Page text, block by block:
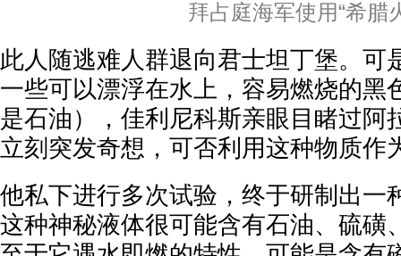
拜占庭海军使用“希腊
此人随逃难人群退向君士坦丁堡。可
一些可以漂浮在水上，容易燃烧的黑
是石油），佳利尼科斯亲眼目睹过阿
立刻突发奇想，可否利用这种物质作
他私下进行多次试验，终于研制出一
这种神秘液体很可能含有石油、硫磺